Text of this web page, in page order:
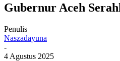
Gubernur Aceh
Penulis
Naszadayuna
-
4 Agustus 2025